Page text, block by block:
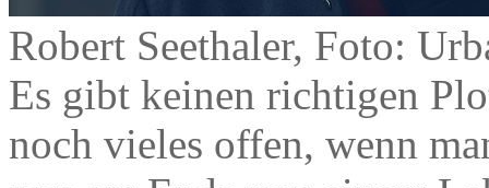
Robert Seethaler, Foto:
Es gibt keinen richtigen
noch vieles offen, wenn